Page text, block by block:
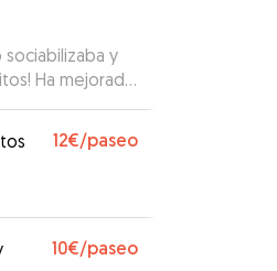
sociabilizaba y
Ha mejorado
fotos y en todo
sin duda.
12€/paseo
10€/paseo